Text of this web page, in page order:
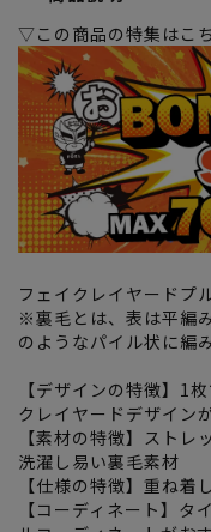
▽この商品の特集はこ
フェイクレイヤードプ
※裏毛とは、表は平編
のようなパイル状に編
【デザインの特徴】1
クレイヤードデザイン
【素材の特徴】スト
洗濯し易い裏毛素材
【仕様の特徴】重ね着
【コーディネート】タ